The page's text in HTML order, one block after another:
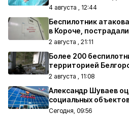
4 августа , 12:44
Беспилотник
в Короче,
2 августа , 21:11
Более 200
территорией
2 августа , 11:08
Александр Шуваев
социальных
Сегодня, 09:56